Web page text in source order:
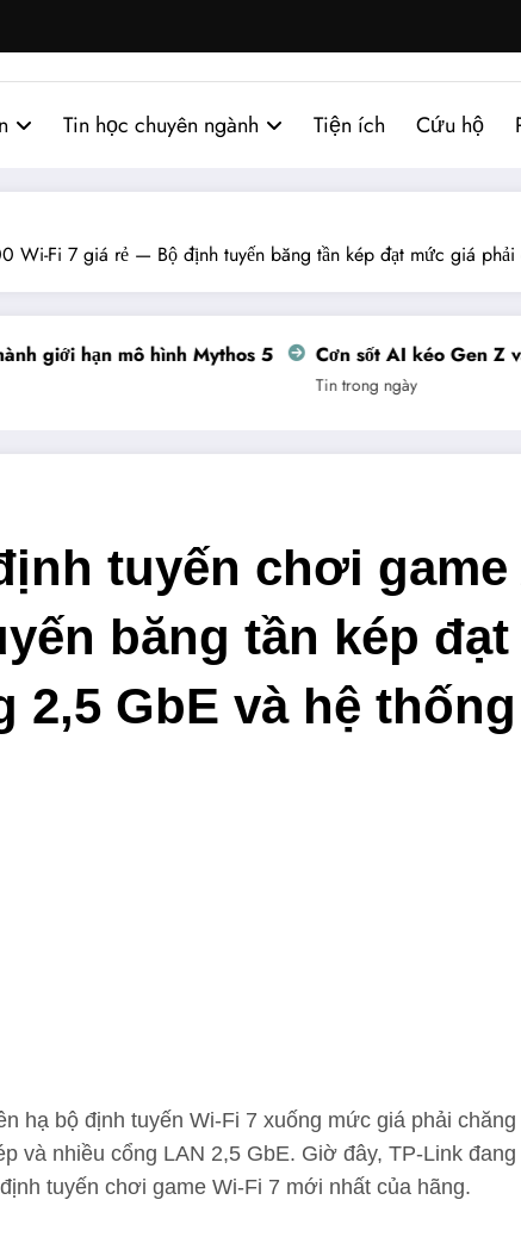
Tin học chuyên ngành Tiện ích Cứu hộ
Wi-Fi 7 giá rẻ — Bộ định tuyến băng tần kép đạt mức giá
hạn mô hình Mythos 5 Cơn sốt AI kéo Gen Z vào
Tin trong ngày
tuyến chơi game
băng tần kép
GbE và hệ
hạ bộ định tuyến Wi-Fi 7 xuống mức giá phải
và nhiều cổng LAN 2,5 GbE. Giờ đây, TP-Link
tuyến chơi game Wi-Fi 7 mới nhất của hãng.